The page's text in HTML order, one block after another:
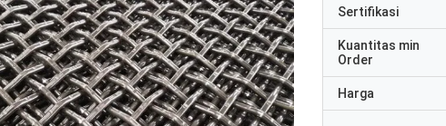
Sertifikasi
Kuantitas min
Order
Harga